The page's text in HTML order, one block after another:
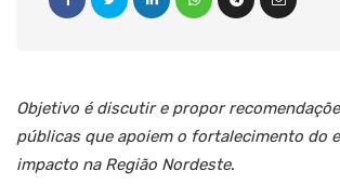
Objetivo é discutir e propor
públicas que apoiem o fortalecimento do
impacto na Região Nordeste.